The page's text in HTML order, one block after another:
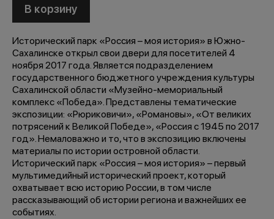
В корзину
Исторический парк «Россия – моя история» в Южно-
Сахалинске открыл свои двери для посетителей 4
ноября 2017 года. Является подразделением
государственного бюджетного учреждения культуры
Сахалинской области «Музейно-мемориальный
комплекс «Победа». Представлены тематические
экспозиции: «Рюриковичи», «Романовы», «От великих
потрясений к Великой Победе», «Россия с 1945 по 2017
год». Немаловажно и то, что в экспозицию включены
материалы по истории островной области.
Исторический парк «Россия – моя история» – первый
мультимедийный исторический проект, который
охватывает всю историю России, в том числе
рассказывающий об истории региона и важнейших ее
событиях.